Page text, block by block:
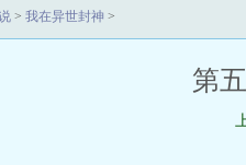
> 我在异世封神 >
第